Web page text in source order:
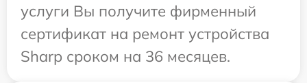
услуги Вы получите фирменный
сертификат на ремонт устройства
Sharp сроком на 36 месяцев.